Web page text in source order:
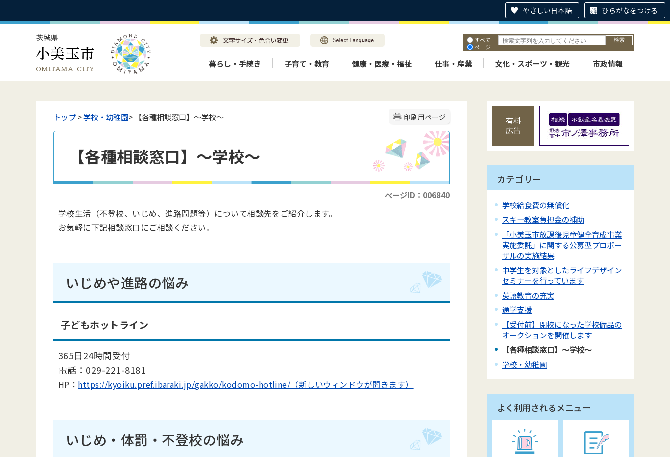
やさしい日本語 ひらがなをつける
すべて
ページ
暮らし・手続き 子育て・教育 健康・医療・福祉 仕事・産業 文化・スポーツ・観光 市政情報
印刷用ページ
トップ>学校・幼稚園> 【各種相談窓口】～学校～
【各種相談窓口】～学校～
ページID：006840
学校生活（不登校、いじめ、進路問題等）について相談先をご紹介します。
お気軽に下記相談窓口にご相談ください。
いじめや進路の悩み
子どもホットライン
365日24時間受付
電話：029-221-8181
HP： https://kyoiku.pref.ibaraki.jp/gakko/kodomo-hotline/（新しいウィンドウが開きます）
いじめ・体罰・不登校の悩み
有料
広告
カテゴリー
学校給食費の無償化
スキー教室負担金の補助
「小美玉市放課後児童健全育成事業
実施委託」に関する公募型プロポー
ザルの実施結果
中学生を対象としたライフデザイン
セミナーを行っています
英語教育の充実
通学支援
【受付前】閉校になった学校備品の
オークションを開催します
【各種相談窓口】～学校～
学校・幼稚園
よく利用されるメニュー